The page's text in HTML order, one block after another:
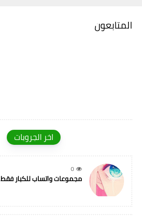
المتابعون
اخر الجروبات
0
مجموعات واتساب للكبار فقط